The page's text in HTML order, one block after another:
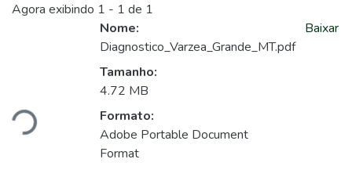
Agora exibindo 1 - 1 de 1
Nome:
Diagnostico_Varzea_Grande_MT.pdf
Tamanho:
4.72 MB
Formato:
Adobe Portable Document
Format
Baixar